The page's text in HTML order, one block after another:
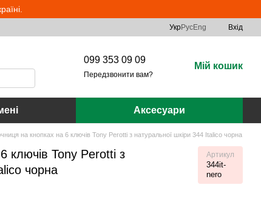
УкрРусEng Вхід
099 353 09 09
Передзвонити вам?
Мій кошик
Аксесуари
на кнопках на 6 ключів Tony Perotti з натуральної шкіри 344 Italico чорна
ключів Tony Perotti з
чорна
Артикул
344it-
nero